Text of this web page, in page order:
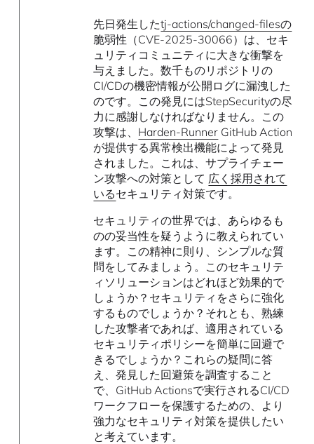
先日発生したtj-actions/changed-filesの
脆弱性（CVE-2025-30066）は、セキ
ュリティコミュニティに大きな衝撃を
与えました。数千ものリポジトリの
CI/CDの機密情報が公開ログに漏洩した
のです。この発見にはStepSecurityの尽
力に感謝しなければなりません。この
攻撃は、 Harden-Runner GitHub Action
が提供する異常検出機能によって発見
されました。これは、サプライチェー
ン攻撃への対策として 広く採用されて
いるセキュリティ対策です。
セキュリティの世界では、あらゆるも
のの妥当性を疑うように教えられてい
ます。この精神に則り、シンプルな質
問をしてみましょう。このセキュリテ
ィソリューションはどれほど効果的で
しょうか？セキュリティをさらに強化
するものでしょうか？それとも、熟練
した攻撃者であれば、適用されている
セキュリティポリシーを簡単に回避で
きるでしょうか？これらの疑問に答
え、発見した回避策を調査す​​ること
で、GitHub Actionsで実行されるCI/CD
ワークフローを保護するための、より
強力なセキュリティ対策を提供したい
と考えています。